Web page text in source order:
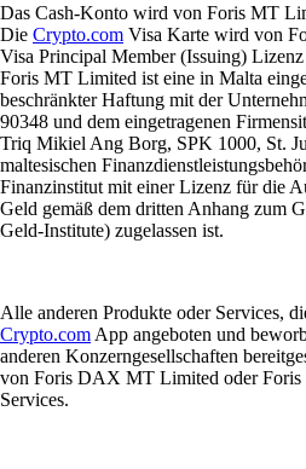
Das Cash-Konto wird von Foris MT
Die Crypto.com Visa Karte wird von
Visa Principal Member (Issuing)
Foris MT Limited ist eine in Malta
beschränkter Haftung mit der
90348 und dem eingetragenen
Triq Mikiel Ang Borg, SPK 1000, St.
maltesischen
Finanzinstitut mit einer Lizenz für die
Geld gemäß dem dritten Anhang zum
Geld-Institute) zugelassen ist.
Alle anderen Produkte oder Services,
Crypto.com App angeboten und
anderen Konzerngesellschaften
von Foris DAX MT Limited oder Foris
Services.